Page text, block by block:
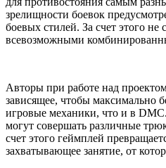
зрелищности боевок
боевых стилей. За счет этого не
всевозможными
Авторы при работе над
зависящее, чтобы максимально
игровые механики, что и в
могут совершать различные
счет этого геймплей
захватывающее занятие, от